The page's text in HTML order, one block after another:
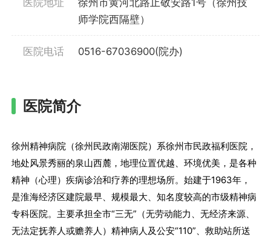
医院地址
徐州市黄河北路止敬安路1号（徐州技
师学院西隔壁）
医院电话 0516-67036900(院办)
医院简介
徐州精神病院（徐州民政南湖医院）系徐州市民政福利医院，
地处风景秀丽的泉山西麓，地理位置优越、环境优美，是各种
精神（心理）疾病诊治和疗养的理想场所。始建于1963年，
是淮海经济区建院最早、规模最大、知名度较高的市级精神病
专科医院。主要承担全市“三无”（无劳动能力、无经济来源、
无法定抚养人或赡养人）精神病人及公安“110”、救助站所送